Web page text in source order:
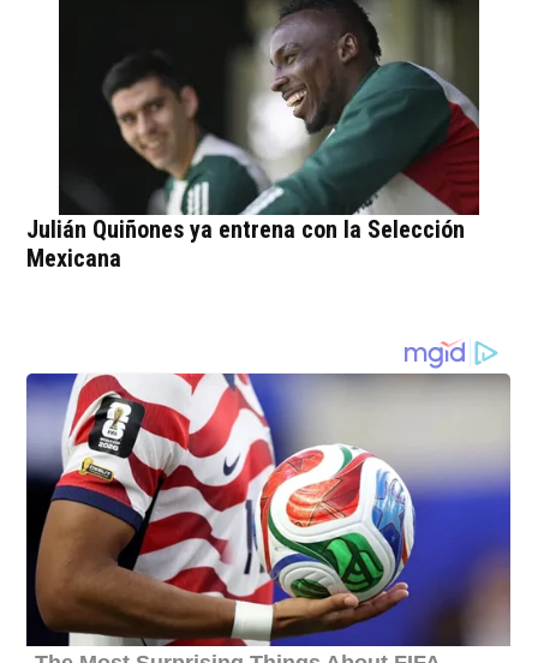
Julián Quiñones ya entrena con la Selección
Mexicana